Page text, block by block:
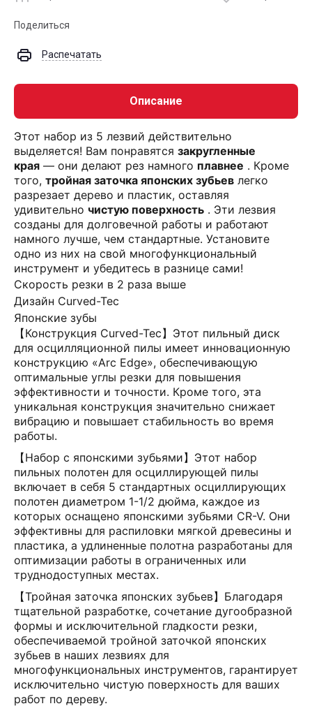
Поделиться
Распечатать
Описание
Этот набор из 5 лезвий действительно
выделяется! Вам понравятся закругленные
края — они делают рез намного плавнее . Кроме
того, тройная заточка японских зубьев легко
разрезает дерево и пластик, оставляя
удивительно чистую поверхность . Эти лезвия
созданы для долговечной работы и работают
намного лучше, чем стандартные. Установите
одно из них на свой многофункциональный
инструмент и убедитесь в разнице сами!
Скорость резки в 2 раза выше
Дизайн Curved-Tec
Японские зубы
【Конструкция Curved-Tec】Этот пильный диск
для осцилляционной пилы имеет инновационную
конструкцию «Arc Edge», обеспечивающую
оптимальные углы резки для повышения
эффективности и точности. Кроме того, эта
уникальная конструкция значительно снижает
вибрацию и повышает стабильность во время
работы.
【Набор с японскими зубьями】Этот набор
пильных полотен для осциллирующей пилы
включает в себя 5 стандартных осциллирующих
полотен диаметром 1-1/2 дюйма, каждое из
которых оснащено японскими зубьями CR-V. Они
эффективны для распиловки мягкой древесины и
пластика, а удлиненные полотна разработаны для
оптимизации работы в ограниченных или
труднодоступных местах.
【Тройная заточка японских зубьев】Благодаря
тщательной разработке, сочетание дугообразной
формы и исключительной гладкости резки,
обеспечиваемой тройной заточкой японских
зубьев в наших лезвиях для
многофункциональных инструментов, гарантирует
исключительно чистую поверхность для ваших
работ по дереву.